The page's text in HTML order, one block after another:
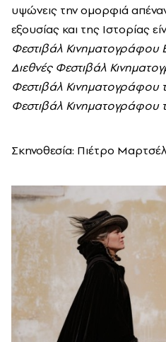
υψώνεις την ομορφιά
εξουσίας και της Ιστορίας
Φεστιβάλ Κινηματογράφου
Διεθνές Φεστιβάλ
Φεστιβάλ Κινηματογράφου
Φεστιβάλ Κινηματογράφου
Σκηνοθεσία: Πιέτρο